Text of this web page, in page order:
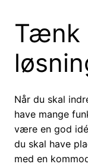
Tænk
Når du skal
have mange
være en god
du skal have
med en